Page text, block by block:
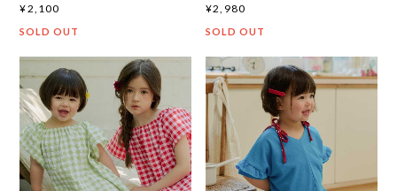
¥2,100
SOLD OUT
¥2,980
SOLD OUT